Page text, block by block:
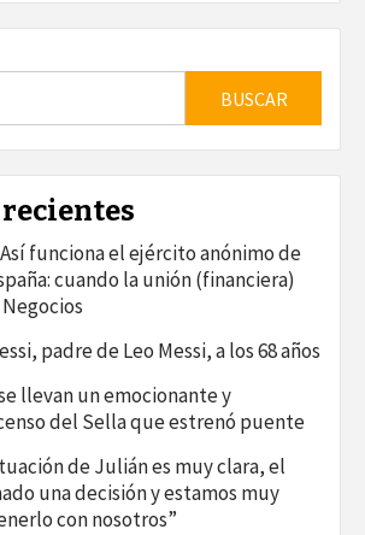
funciona el ejército anónimo de
cuando la unión (financiera)
padre de Leo Messi, a los 68 años
llevan un emocionante y
del Sella que estrenó puente
de Julián es muy clara, el
una decisión y estamos muy
con nosotros”